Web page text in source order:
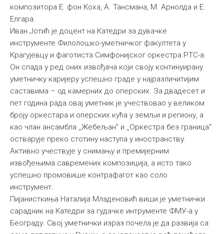
композитора Е. фон Коха, А. Тансмана, М. Арнолда и Е.
Елгара.
Иван Јотић је доцент на Катедри за дувачке
инструменте Филолошко-уметничког факултета у
Крагујевцу и фаготиста Симфонијског оркестра РТС-а.
Он спада у ред оних извођача који своју континуирану
уметничку каријеру успешно граде у најразличитијим
саставима – од камерних до оперских. За двадесет и
пет година рада овај уметник је учествoвао у великом
броју оркестара и оперских кућа у земљи и региону, а
као члан ансамбла ,,Жебељан" и ,,Оркестра без граница"
остварује преко стотину наступа у иностранству.
Активно учествује у снимању и премијерним
извођењима савремених композиција, а исто тако
успешно промовише контрафагот као соло
инструмент.
Пијанисткиња Наталија Младеновић виши је уметнички
сарадник на Катедри за гудачке интрументе ФМУ-а у
Београду. Свој уметнички израз почела је да развија са